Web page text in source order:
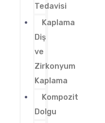
Tedavisi
Kaplama
Diş
ve
Zirkonyum
Kaplama
Kompozit
Dolgu